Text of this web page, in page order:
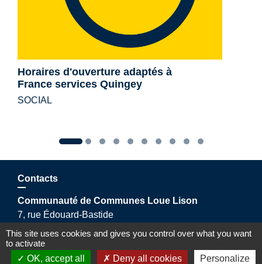
Horaires d'ouverture adaptés à
France services Quingey
SOCIAL
Contacts
Communauté de Communes Loue Lison
7, rue Édouard-Bastide
25290 Ornans - FRANCE
+33 3 81 57 16 33
Contact par formulaire
This site uses cookies and gives you control over what you want
to activate
OK, accept all
Deny all cookies Personalize